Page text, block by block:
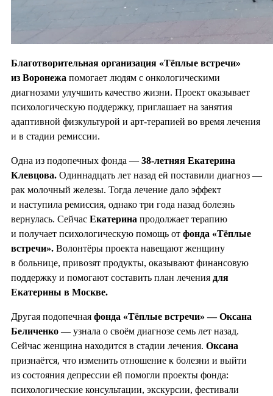
Благотворительная организация «Тёплые встречи»
из Воронежа помогает людям с онкологическими
диагнозами улучшить качество жизни. Проект оказывает
психологическую поддержку, приглашает на занятия
адаптивной физкультурой и арт-терапией во время лечения
и в стадии ремиссии.
Одна из подопечных фонда — 38-летняя Екатерина
Клевцова. Одиннадцать лет назад ей поставили диагноз —
рак молочный железы. Тогда лечение дало эффект
и наступила ремиссия, однако три года назад болезнь
вернулась. Сейчас Екатерина продолжает терапию
и получает психологическую помощь от фонда «Тёплые
встречи». Волонтёры проекта навещают женщину
в больнице, привозят продукты, оказывают финансовую
поддержку и помогают составить план лечения для
Екатерины в Москве.
Другая подопечная фонда «Тёплые встречи» — Оксана
Беличенко — узнала о своём диагнозе семь лет назад.
Сейчас женщина находится в стадии лечения. Оксана
признаётся, что изменить отношение к болезни и выйти
из состояния депрессии ей помогли проекты фонда:
психологические консультации, экскурсии, фестивали